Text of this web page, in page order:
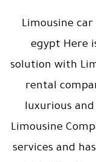
Limousine
egypt Here
solution with
rental
luxurious
Limousine
services and